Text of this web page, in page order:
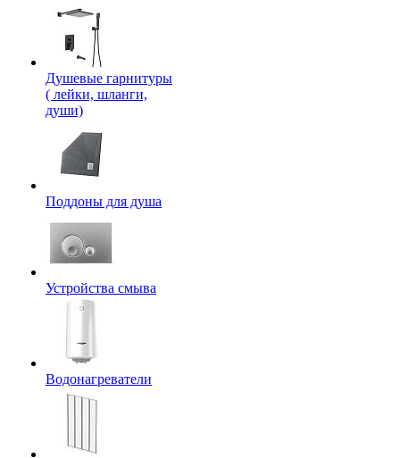
Душевые гарнитуры
( лейки, шланги,
души)
Поддоны для душа
Устройства смыва
Водонагреватели